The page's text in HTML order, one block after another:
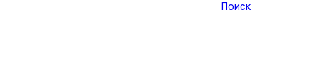
Поиск